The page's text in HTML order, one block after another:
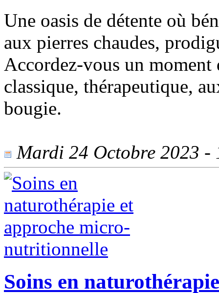
Une oasis de détente où
aux pierres chaudes,
Accordez-vous un moment
classique, thérapeutique,
bougie.
Mardi 24 Octobre 2023 -
Soins en